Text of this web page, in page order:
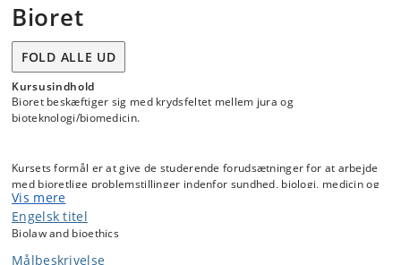
Bioret
FOLD ALLE UD
Kursusindhold
Bioret beskæftiger sig med krydsfeltet mellem jura og
bioteknologi/biomedicin.
Kursets formål er at give de studerende forudsætninger for at arbejde
med bioretlige problemstillinger indenfor sundhed, biologi, medicin og
teknologi og anskue bioretten i sammenhæng med bioetikken.
Vis mere
Engelsk titel
Biolaw and bioethics
Målbeskrivelse